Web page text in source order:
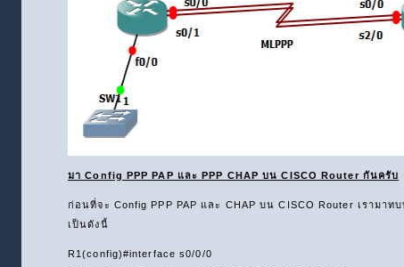
มา Config PPP PAP และ PPP CHAP บน CISCO Router กันครับ
ก่อนที่จะ Config PPP PAP และ CHAP บน CISCO Router เราม
เป็นดังนี้
R1(config)#interface s0/0/0